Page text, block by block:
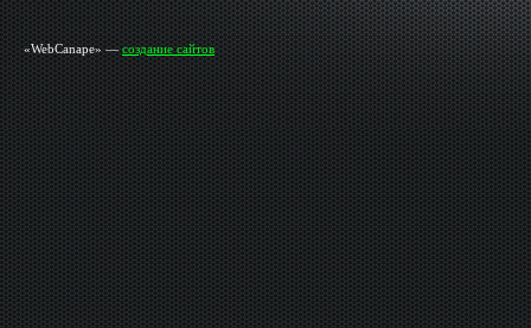
«WebCanape» —создание сайтов